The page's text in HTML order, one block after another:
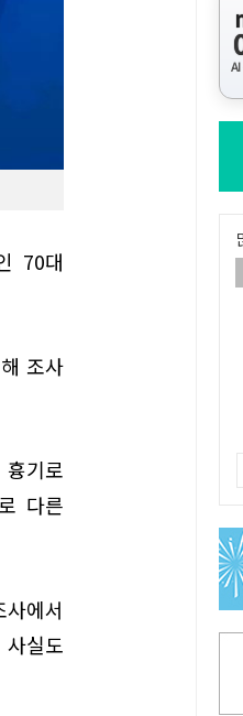
70대
조사
기로
다른
에서
실도